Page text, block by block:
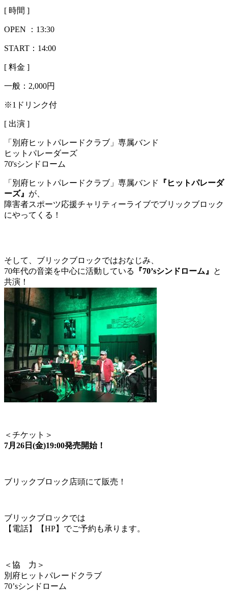
[ 時間 ]
OPEN ： 13:30
START：14:00
[ 料金 ]
一般： 2,000円
※1ドリンク付
[ 出演 ]
「別府ヒットパレードクラブ」専属バンド
ヒットパレーダーズ
70'sシンドローム
「別府ヒットパレードクラブ」専属バンド
『ヒットパレーダ
ーズ』 が、
障害者スポーツ応援チャリティーライブでブリックブロック
にやってくる！
そして、ブリックブロックではおなじみ、
70年代の音楽を中心に活動している
『70’sシンドローム』
と
共演！
＜チケット＞
7月26日(金)19:00発売開始！
ブリックブロック店頭にて販売！
ブリックブロックでは
【電話】【HP】でご予約も承ります。
＜協 力＞
別府ヒットパレードクラブ
70’sシンドローム